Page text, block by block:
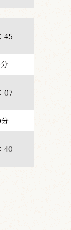
45
07
40